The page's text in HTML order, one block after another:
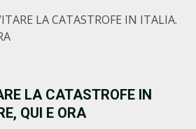
LA CATASTROFE IN ITALIA.
LA CATASTROFE IN
QUI E ORA